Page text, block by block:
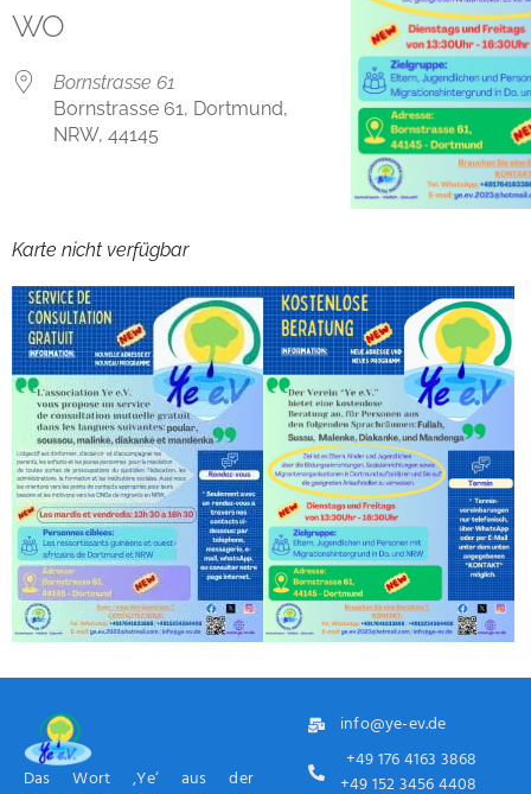
WO
Bornstrasse 61
Bornstrasse 61, Dortmund,
NRW, 44145
Karte nicht verfügbar
Das Wort ‚Ye‘ aus der
info@ye-ev.de
+49 176 4163 3868
+49 152 3456 4408